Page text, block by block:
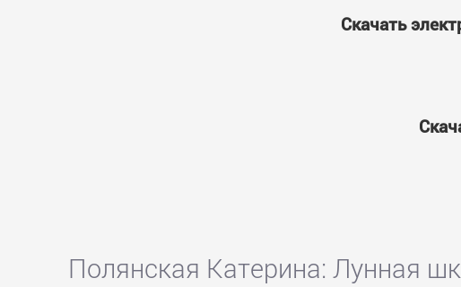
Скачать
Полянская Катерина: Лунная